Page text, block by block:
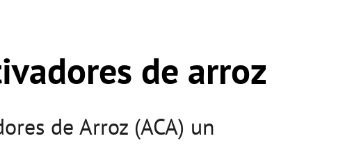
de arroz
de Arroz (ACA) un